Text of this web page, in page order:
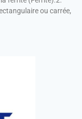
ou carrée,